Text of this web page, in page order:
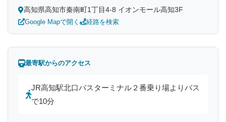
高知県高知市秦南町1丁目4-8 イオンモール高知3F
Google Mapで開く 経路を検索
最寄駅からのアクセス
JR高知駅北口バスターミナル２番乗り場よりバス
で10分